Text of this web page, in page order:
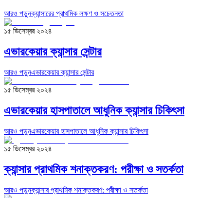
আরও পড়ুনক্যান্সারের প্রাথমিক লক্ষণ ও সচেতনতা
১৫ ডিসেম্বর ২০২৪
এভারকেয়ার ক্যান্সার সেন্টার
আরও পড়ুনএভারকেয়ার ক্যান্সার সেন্টার
১৫ ডিসেম্বর ২০২৪
এভারকেয়ার হাসপাতালে আধুনিক ক্যান্সার চিকিৎসা
আরও পড়ুনএভারকেয়ার হাসপাতালে আধুনিক ক্যান্সার চিকিৎসা
১৫ ডিসেম্বর ২০২৪
ক্যান্সার প্রাথমিক শনাক্তকরণ: পরীক্ষা ও সতর্কতা
আরও পড়ুনক্যান্সার প্রাথমিক শনাক্তকরণ: পরীক্ষা ও সতর্কতা